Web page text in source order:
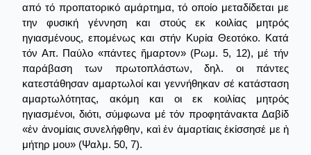
από τό προπατορικό αμάρτημα, τό οποίο μεταδίδεται με
την φυσική γέννηση και στούς εκ κοιλίας μητρός
ηγιασμένους, επομένως και στήν Κυρία Θεοτόκο. Κατά
τόν Απ. Παύλο «πάντες ἥμαρτον» (Ρωμ. 5, 12), μέ τήν
παράβαση των πρωτοπλάστων, δηλ. οι πάντες
κατεστάθησαν αμαρτωλοί και γεννήθηκαν σέ κατάσταση
αμαρτωλότητας, ακόμη και οι εκ κοιλίας μητρός
ηγιασμένοι, διότι, σύμφωνα μέ τόν προφητάνακτα Δαβίδ
«ἐν ἀνομίαις συνελήφθην, καὶ ἐν ἁμαρτίαις ἐκίσσησέ με ἡ
μήτηρ μου» (Ψαλμ. 50, 7).